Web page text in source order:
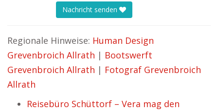
Nachricht senden
Regionale Hinweise: Human Design
Grevenbroich Allrath | Bootswerft
Grevenbroich Allrath | Fotograf Grevenbroich
Allrath
Reisebüro Schüttorf – Vera mag den